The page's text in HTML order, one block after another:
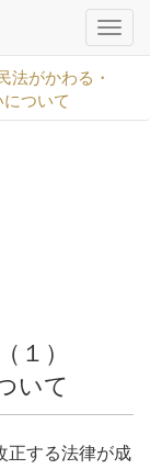
がかわる・
ついて
１）
いて
正する法律が成